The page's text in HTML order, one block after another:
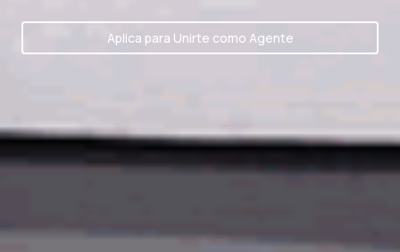
Aplica para Unirte como Agente